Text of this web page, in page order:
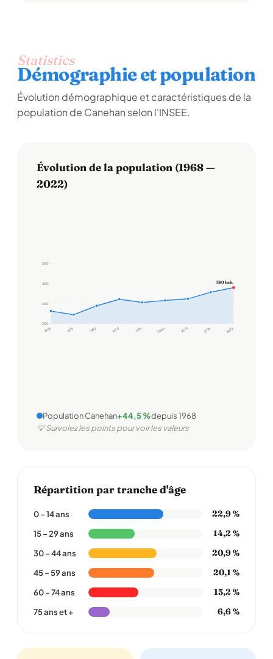
Statistics
Démographie et population
Évolution démographique et caractéristiques de la
population de Canehan selon l'INSEE.
Évolution de la population (1968 —
2022)
200
300
400
500
1968 1975 1982 1990 1999 2006 2011 2016 2022
380 hab.
Population Canehan+44,5 %depuis 1968
💡 Survolez les points pour voir les valeurs
Répartition par tranche d'âge
0 – 14 ans 22,9 %
15 – 29 ans 14,2 %
30 – 44 ans 20,9 %
45 – 59 ans 20,1 %
60 – 74 ans 15,2 %
75 ans et + 6,6 %